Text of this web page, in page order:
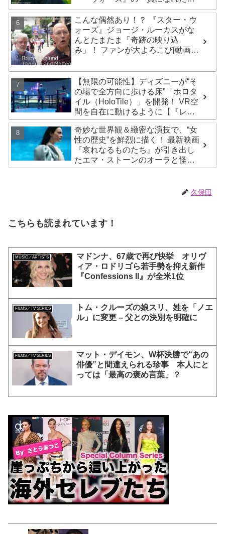
とによろこび爆発
こんな偶然あり！？ 『スター・ウ
ォーズ』ジョージ・ルーカスがな
んとたまたま「奇跡の映り込
み」！ ファンが大よろこび[動画あ
【無限の可能性】ディズニーが“そ
の場で全方向に歩ける床”「ホロタ
イル（HoloTile）」を開発！ VR空
間を自在に動けるように【『レデ
ィプレ』実現への大きな一歩？】
奇妙な世界観＆緻密な演技で、“女
性の歴史”を鮮烈に描く！ 最新映画
『哀れなるものたち』が引き出し
たエマ・ストーンのオーラと怪
演、そして緻密すぎる演技力！ こ
久保田
こちらも読まれています！
MUSIC／ARTISTS
マドンナ、67歳で再び快挙 オリヴ
ィア・ロドリゴら若手勢を抑え新作
『Confessions II』が全米1位
FILMS／TV SERIES
トム・クルーズの娘スリ、姓を「ノエ
ル」に変更 – 父との決別を明確に
FILMS／TV SERIES
マット・デイモン、W杯決勝で“あの
俳優”と間違えられる珍事 本人にと
っては「最高の褒め言葉」？